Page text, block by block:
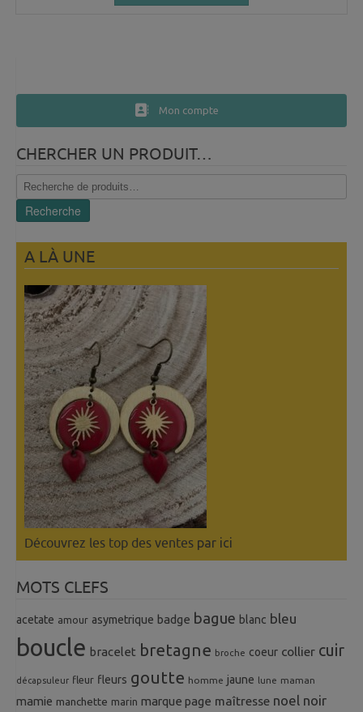
Mon compte
CHERCHER UN PRODUIT…
Recherche
pour :
Recherche
A LÀ UNE
Découvrez les top des ventes par ici
MOTS CLEFS
acetate amour asymetrique badge bague blanc bleu
boucle bracelet bretagne broche coeur collier cuir
décapsuleur fleur fleurs goutte homme jaune lune maman
mamie manchette marin marque page maîtresse noel noir